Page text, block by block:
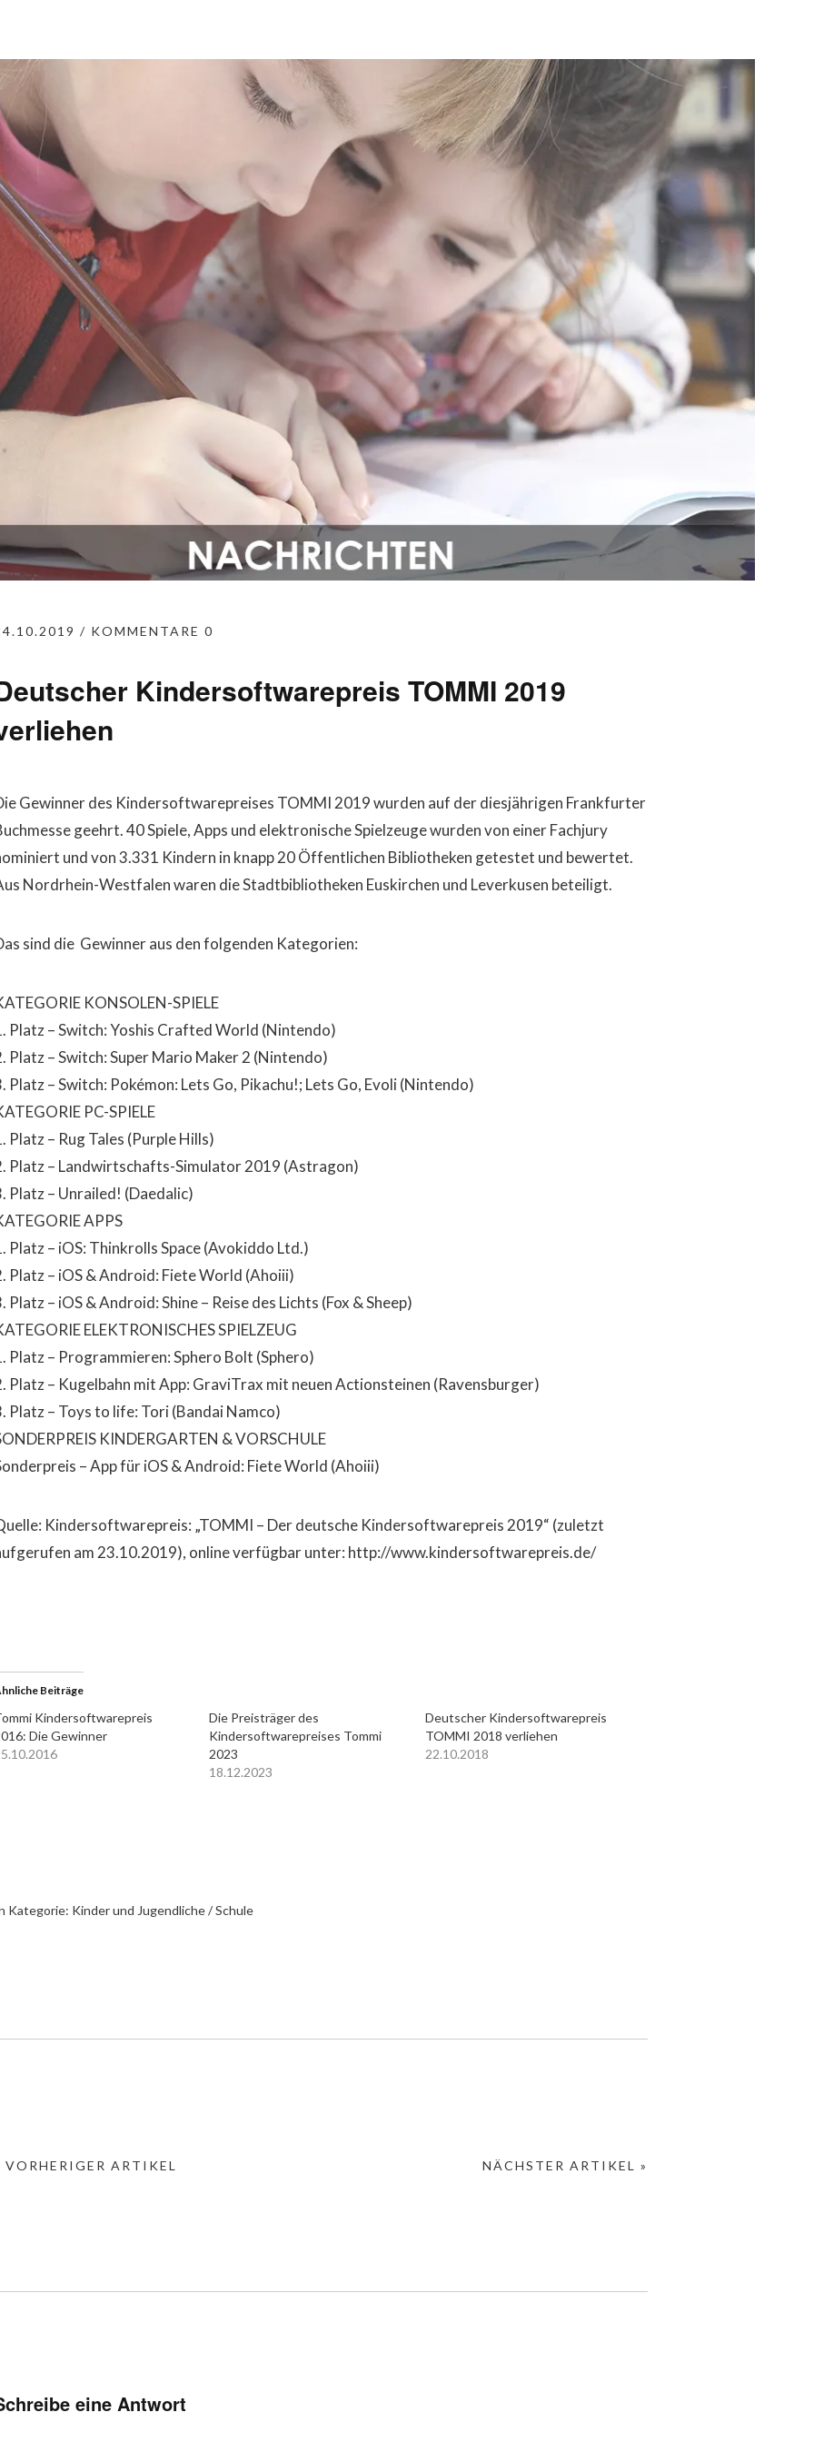
KOMMENTARE 0
Kindersoftwarepreis TOMMI 2019
Gewinner des Kindersoftwarepreises TOMMI 2019 wurden auf der diesjährigen Frankfurter
geehrt. 40 Spiele, Apps und elektronische Spielzeuge wurden von einer Fachjury
und von 3.331 Kindern in knapp 20 Öffentlichen Bibliotheken getestet und bewertet.
Nordrhein-Westfalen waren die Stadtbibliotheken Euskirchen und Leverkusen beteiligt.
sind die Gewinner aus den folgenden Kategorien:
KONSOLEN-SPIELE
Platz – Switch: Yoshis Crafted World (Nintendo)
Platz – Switch: Super Mario Maker 2 (Nintendo)
Platz – Switch: Pokémon: Lets Go, Pikachu!; Lets Go, Evoli (Nintendo)
PC-SPIELE
Platz – Rug Tales (Purple Hills)
Platz – Landwirtschafts-Simulator 2019 (Astragon)
Platz – Unrailed! (Daedalic)
APPS
Platz – iOS: Thinkrolls Space (Avokiddo Ltd.)
Platz – iOS & Android: Fiete World (Ahoiii)
Platz – iOS & Android: Shine – Reise des Lichts (Fox & Sheep)
ELEKTRONISCHES SPIELZEUG
Platz – Programmieren: Sphero Bolt (Sphero)
Platz – Kugelbahn mit App: GraviTrax mit neuen Actionsteinen (Ravensburger)
Platz – Toys to life: Tori (Bandai Namco)
KINDERGARTEN & VORSCHULE
– App für iOS & Android: Fiete World (Ahoiii)
Kindersoftwarepreis: „TOMMI – Der deutsche Kindersoftwarepreis 2019“ (zuletzt
am 23.10.2019), online verfügbar unter: http://www.kindersoftwarepreis.de/
Beiträge
Kindersoftwarepreis
Die Gewinner
Die Preisträger des
Kindersoftwarepreises Tommi
2023
18.12.2023
Deutscher Kindersoftwarepreis
TOMMI 2018 verliehen
22.10.2018
Kategorie: Kinder und Jugendliche / Schule
NÄCHSTER ARTIKEL »
VORHERIGER ARTIKEL
eine Antwort